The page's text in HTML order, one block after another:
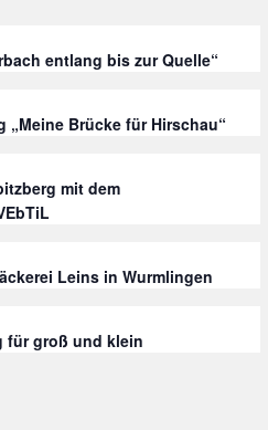
entlang bis zur Quelle“
„Meine Brücke für Hirschau“
mit dem
Leins in Wurmlingen
für groß und klein